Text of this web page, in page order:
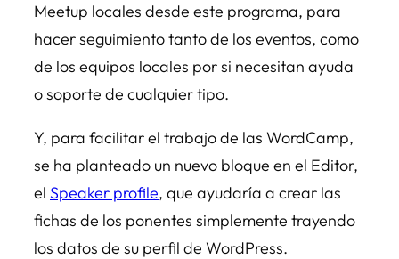
Meetup locales desde este programa, para
hacer seguimiento tanto de los eventos, como
de los equipos locales por si necesitan ayuda
o soporte de cualquier tipo.
Y, para facilitar el trabajo de las WordCamp,
se ha planteado un nuevo bloque en el Editor,
el Speaker profile, que ayudaría a crear las
fichas de los ponentes simplemente trayendo
los datos de su perfil de WordPress.